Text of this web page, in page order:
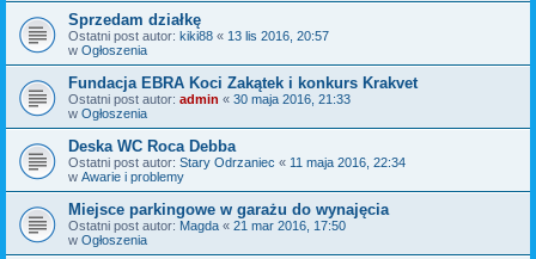
Sprzedam działkę
Ostatni post autor: kiki88 « 13 lis 2016, 20:57
w Ogłoszenia
Fundacja EBRA Koci Zakątek i konkurs Krakvet
Ostatni post autor: admin « 30 maja 2016, 21:33
w Ogłoszenia
Deska WC Roca Debba
Ostatni post autor: Stary Odrzaniec « 11 maja 2016, 22:34
w Awarie i problemy
Miejsce parkingowe w garażu do wynajęcia
Ostatni post autor: Magda « 21 mar 2016, 17:50
w Ogłoszenia